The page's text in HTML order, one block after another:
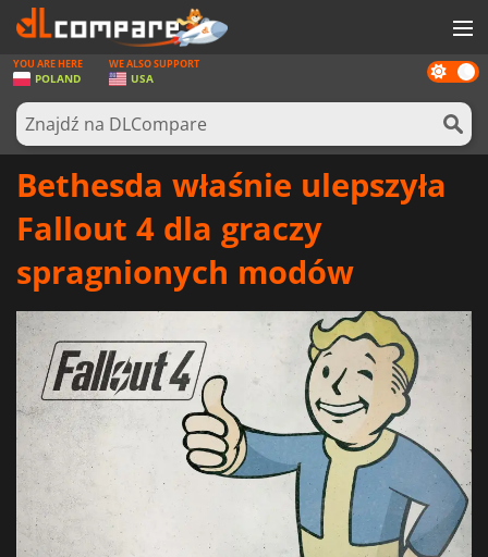
GRY
KARTY DO GIER
OPROGRAMOWANIE
AKTUALNOŚCI
ZALOGUJ SIĘ LUB ZAREJESTRUJ
Dark
mode
YOU ARE HERE
POLAND
WE ALSO SUPPORT
USA
Bethesda właśnie ulepszyła
Fallout 4 dla graczy
spragnionych modów